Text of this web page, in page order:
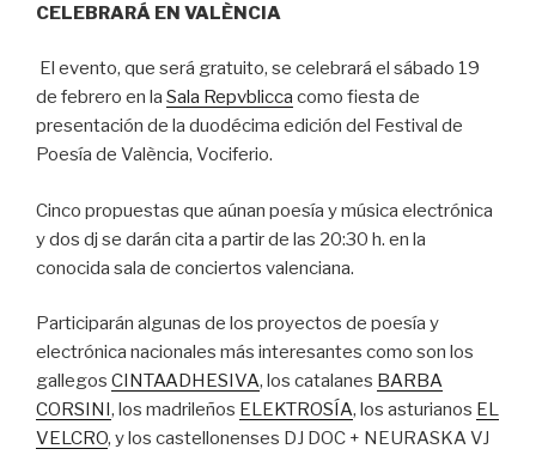
CELEBRARÁ EN VALÈNCIA
El evento, que será gratuito, se celebrará el sábado 19
de febrero en la Sala Repvblicca como fiesta de
presentación de la duodécima edición del Festival de
Poesía de València, Vociferio.
Cinco propuestas que aúnan poesía y música electrónica
y dos dj se darán cita a partir de las 20:30 h. en la
conocida sala de conciertos valenciana.
Participarán algunas de los proyectos de poesía y
electrónica nacionales más interesantes como son los
gallegos CINTAADHESIVA, los catalanes BARBA
CORSINI , los madrileños ELEKTROSÍA, los asturianos EL
VELCRO, y los castellonenses DJ DOC + NEURASKA VJ